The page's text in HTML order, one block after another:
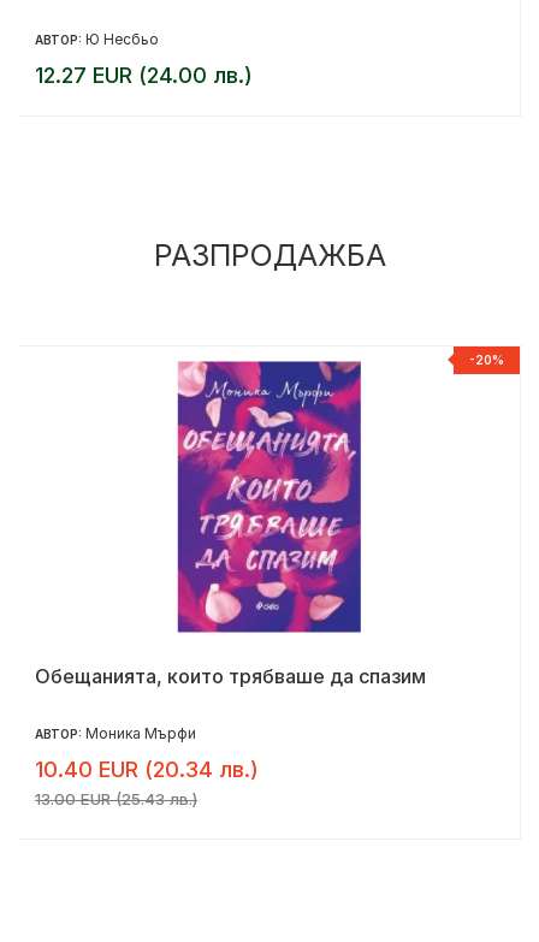
АВТОР: Ю Несбьо
12.27 EUR (24.00 лв.)
РАЗПРОДАЖБА
-20%
Обещанията, които трябваше да спазим
АВТОР: Моника Мърфи
10.40 EUR (20.34 лв.)
13.00 EUR (25.43 лв.)